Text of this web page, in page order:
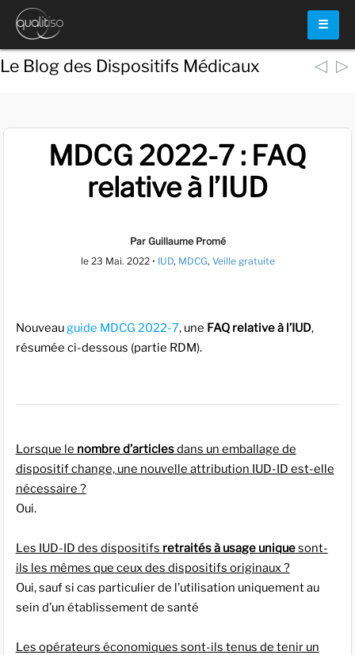
☰
Le Blog des Dispositifs Médicaux ◁ ▷
MDCG 2022-7 : FAQ
relative à l’IUD
Par Guillaume Promé
le 23 Mai. 2022 • IUD, MDCG, Veille gratuite
Nouveauguide MDCG 2022-7, une FAQ relative à l’IUD,
résumée ci-dessous (partie RDM).
Lorsque le nombre d’articlesdans un emballage de
dispositif change, une nouvelle attribution IUD-ID est-elle
nécessaire ?
Oui.
Les IUD-ID des dispositifs retraités à usage uniquesont-
ils les mêmes que ceux des dispositifs originaux ?
Oui, sauf si cas particulier de l’utilisation uniquement au
sein d’un établissement de santé
Les opérateurs économiques sont-ils tenus de tenir un